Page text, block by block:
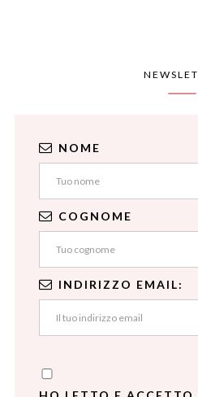
NOME
COGNOME
INDIRIZZO EMAIL: